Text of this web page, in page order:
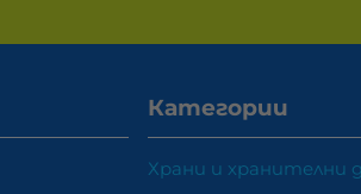
Категории
Храни и хранителни